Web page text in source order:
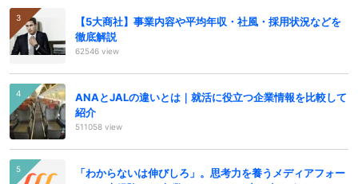
【5大商社】事業内容や平均年収・社風・採用状況などを
徹底解説
62546 view
ANAとJALの違いとは｜就活に役立つ企業情報を比較して
紹介
511058 view
「わからないは伸びしろ」。思考力を養うメディアフォー